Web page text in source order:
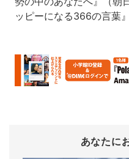
ッピーになる366の言葉
あなたに